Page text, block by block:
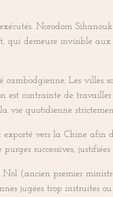
Norodom
qui demeure invisible
Les villes
contrainte de travailler
vie quotidienne
vers la Chine afin
successives,
Nol (ancien premier
jugées trop instruites